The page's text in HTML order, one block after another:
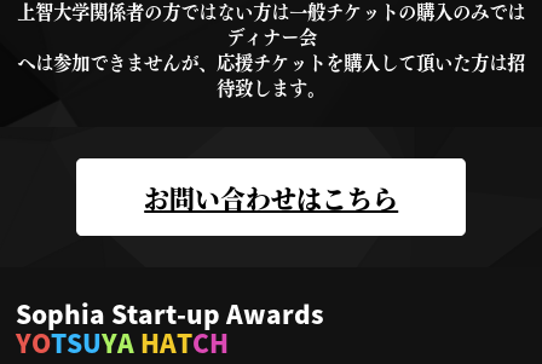
上智大学関係者の方ではない方は一般チケットの購入のみでは
ディナー会
へは参加できませんが、応援チケットを購入して頂いた方は招
待致します。
お問い合わせはこちら
Sophia Start-up Awards
YOTSUYAHATCH